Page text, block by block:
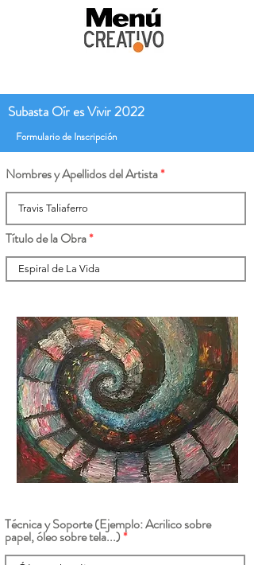
Subasta Oír es Vivir 2022
Formulario de Inscripción
Nombres y Apellidos del Artista
Título de la Obra
Técnica y Soporte (Ejemplo: Acrilico sobre
papel, óleo sobre tela...)